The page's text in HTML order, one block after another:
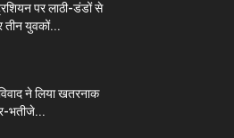
पर लाठी-डंडों से
तीन युवकों...
ने लिया खतरनाक
भतीजे...